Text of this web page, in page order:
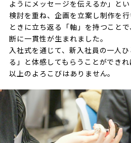
ようにメッセージを伝えるか」と
検討を重ね、企画を立案し制作を
ときに立ち返る「軸」を持つこと
断に一貫性が生まれました。
入社式を通じて、新入社員の一人
る」と体感してもらうことができ
以上のよろこびはありません。